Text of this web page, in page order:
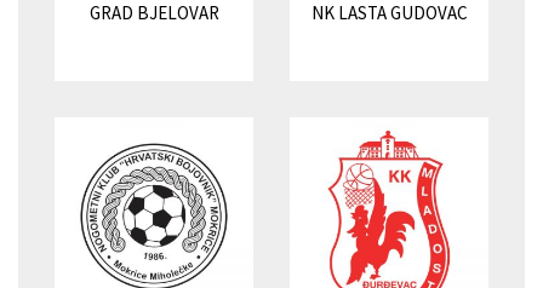
GRAD BJELOVAR NK LASTA GUDOVAC